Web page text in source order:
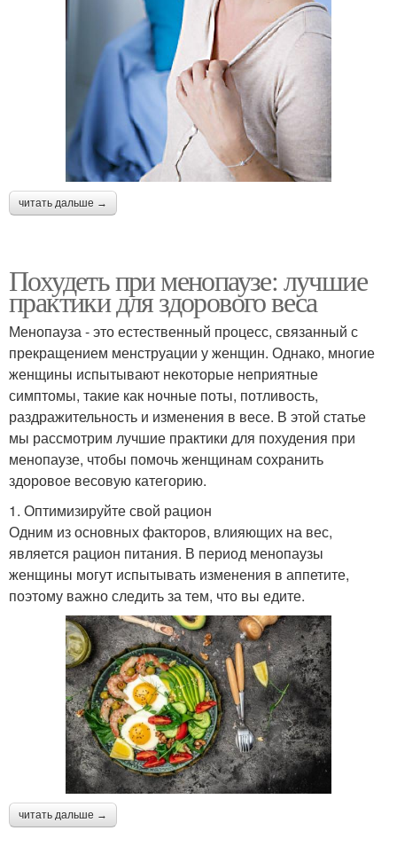
читать дальше →
Похудеть при менопаузе: лучшие
практики для здорового веса
Менопауза - это естественный процесс, связанный с
прекращением менструации у женщин. Однако, многие
женщины испытывают некоторые неприятные
симптомы, такие как ночные поты, потливость,
раздражительность и изменения в весе. В этой статье
мы рассмотрим лучшие практики для похудения при
менопаузе, чтобы помочь женщинам сохранить
здоровое весовую категорию.
1. Оптимизируйте свой рацион
Одним из основных факторов, влияющих на вес,
является рацион питания. В период менопаузы
женщины могут испытывать изменения в аппетите,
поэтому важно следить за тем, что вы едите.
читать дальше →